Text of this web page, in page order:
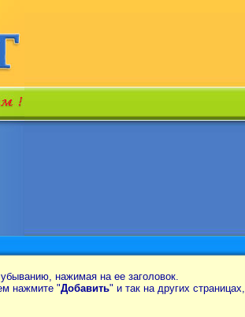
нажимая на ее заголовок.
нажмите "Добавить" и так на других